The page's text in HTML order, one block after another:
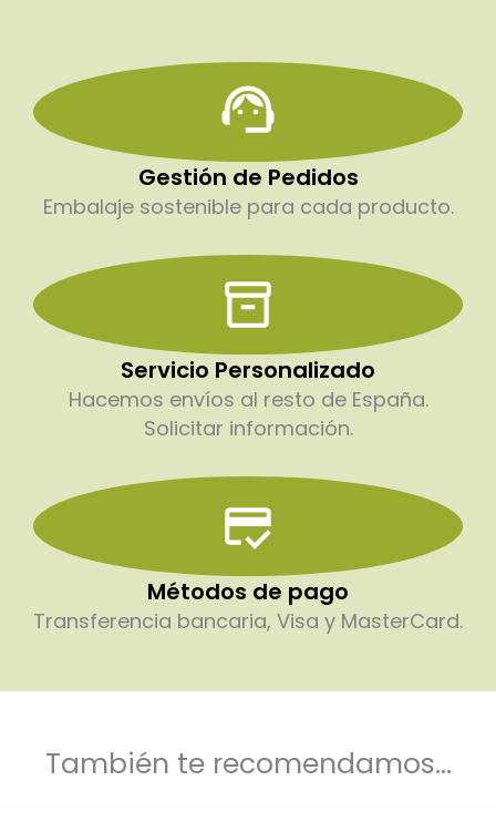
Gestión de Pedidos
Embalaje sostenible para cada producto.
Servicio Personalizado
Hacemos envíos al resto de España.
Solicitar información.
Métodos de pago
Transferencia bancaria, Visa y MasterCard.
También te recomendamos...